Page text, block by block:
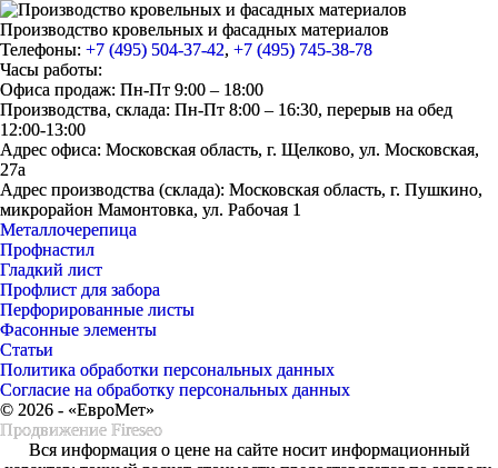
Производство кровельных и фасадных материалов
Телефоны: +7 (495) 504-37-42, +7 (495) 745-38-78
Часы работы:
Офиса продаж: Пн-Пт 9:00 – 18:00
Производства, склада: Пн-Пт 8:00 – 16:30, перерыв на обед
12:00-13:00
Адрес офиса: Московская область, г. Щелково, ул. Московская,
27а
Адрес производства (склада): Московская область, г. Пушкино,
микрорайон Мамонтовка, ул. Рабочая 1
Металлочерепица
Профнастил
Гладкий лист
Профлист для забора
Перфорированные листы
Фасонные элементы
Статьи
Политика обработки персональных данных
Согласие на обработку персональных данных
© 2026 - «ЕвроМет»
Продвижение Fireseo
Вся информация о цене на сайте носит информационный